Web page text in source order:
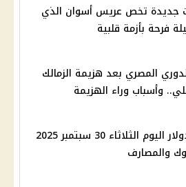
جديدة تخص عريس أسوان الذي
فرحة بأزمة قلبية
المصري بعد هزيمة الزمالك
وأسباب وراء الهزيمة
سعر الدولار اليوم الثلاثاء 30 سبتمبر 2025
والمصارف